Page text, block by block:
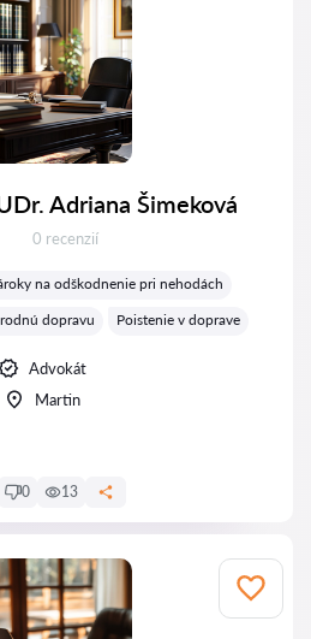
Adriana Šimeková
Recenzií:
0 recenzií
na odškodnenie pri nehodách
dopravu
Poistenie v doprave
Advokát
Martin
0 13